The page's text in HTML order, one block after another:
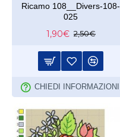
Ricamo 108__Divers-108-
025
1,90€ 2,50€
CHIEDI INFORMAZIONI